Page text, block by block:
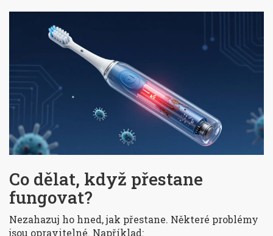
Co dělat, když přestane
fungovat?
Nezahazuj ho hned, jak přestane. Některé problémy
jsou opravitelné. Například: